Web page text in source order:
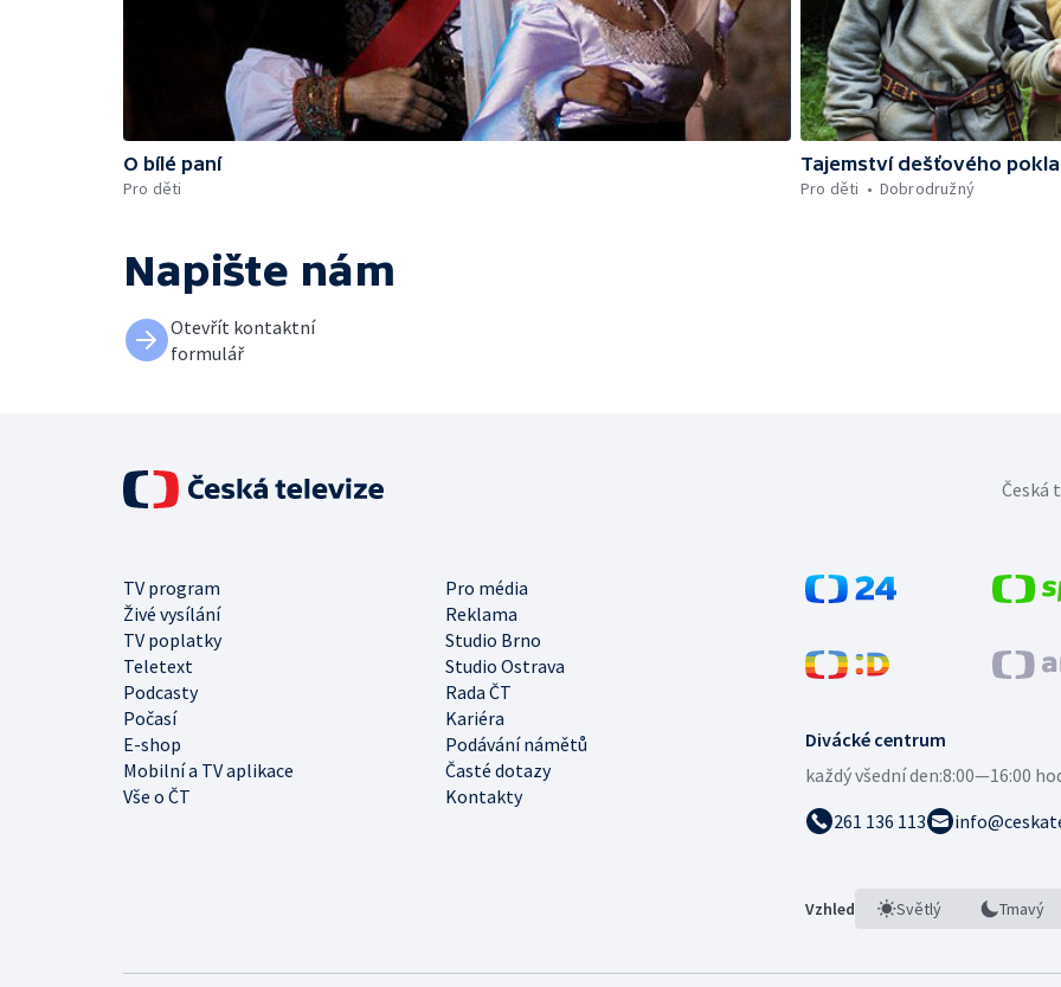
O bílé paní
Pro děti
Tajemství dešťového
Pro děti
Dobrodružný
Napište nám
Otevřít kontaktní
formulář
Divácké centrum
každý všední den:8:00—16:00
261 136 113
Vzhled Světlý Tmavý
TV program
Pro média
Živé vysílání
Reklama
TV poplatky
Studio Brno
Teletext
Studio Ostrava
Podcasty
Rada ČT
Počasí
Kariéra
E-shop
Podávání námětů
Mobilní a TV aplikace
Časté dotazy
Vše o ČT
Kontakty
Česká